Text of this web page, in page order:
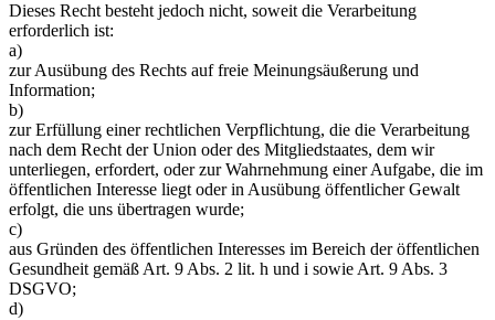
Dieses Recht besteht jedoch nicht, soweit die Verarbeitung
erforderlich ist:
a)
zur Ausübung des Rechts auf freie Meinungsäußerung und
Information;
b)
zur Erfüllung einer rechtlichen Verpflichtung, die die Verarbeitung
nach dem Recht der Union oder des Mitgliedstaates, dem wir
unterliegen, erfordert, oder zur Wahrnehmung einer Aufgabe, die im
öffentlichen Interesse liegt oder in Ausübung öffentlicher Gewalt
erfolgt, die uns übertragen wurde;
c)
aus Gründen des öffentlichen Interesses im Bereich der öffentlichen
Gesundheit gemäß Art. 9 Abs. 2 lit. h und i sowie Art. 9 Abs. 3
DSGVO;
d)